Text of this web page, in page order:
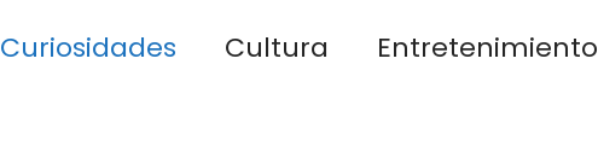
Curiosidades Cultura Entretenimiento